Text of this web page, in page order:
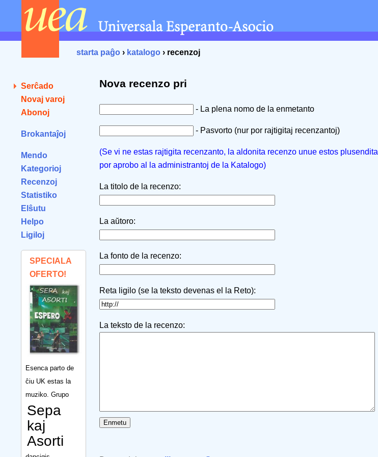
starta paĝo › katalogo › recenzoj
Serĉado
Novaj varoj
Abonoj
Brokantaĵoj
Mendo
Kategorioj
Recenzoj
Statistiko
Elŝutu
Helpo
Ligiloj
SPECIALA
OFERTO!
Esenca parto de
ĉiu UK estas la
muziko. Grupo
Sepa
kaj
Asorti
Nova recenzo pri
- La plena nomo de la enmetanto
- Pasvorto (nur por rajtigitaj recenzantoj)
(Se vi ne estas rajtigita recenzanto, la aldonita recenzo unue estos plusendita
por aprobo al la administrantoj de la Katalogo)
La titolo de la recenzo:
La aŭtoro:
La fonto de la recenzo:
Reta ligilo (se la teksto devenas el la Reto):
La teksto de la recenzo: